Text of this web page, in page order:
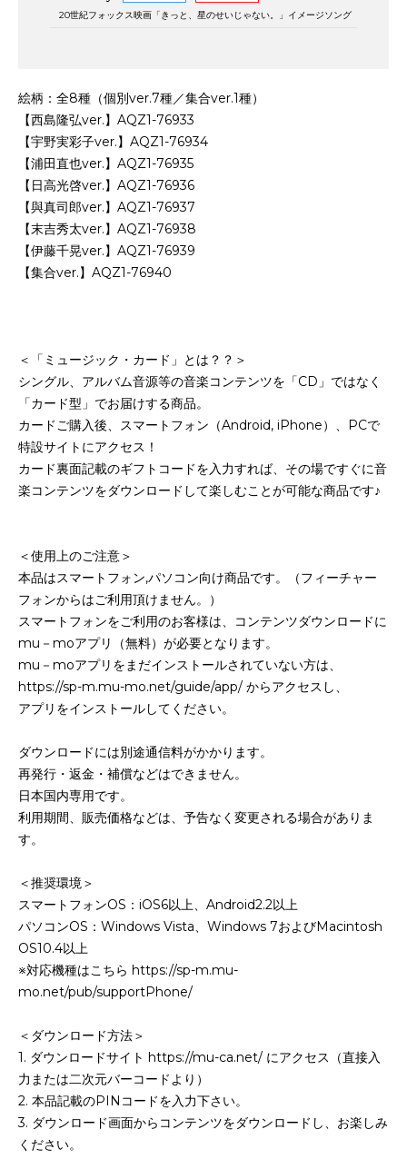
20世紀フォックス映画「きっと、星のせいじゃない。」イメージソング
絵柄：全8種（個別ver.7種／集合ver.1種）
【西島隆弘ver.】AQZ1-76933
【宇野実彩子ver.】AQZ1-76934
【浦田直也ver.】AQZ1-76935
【日高光啓ver.】AQZ1-76936
【與真司郎ver.】AQZ1-76937
【末吉秀太ver.】AQZ1-76938
【伊藤千晃ver.】AQZ1-76939
【集合ver.】AQZ1-76940
＜「ミュージック・カード」とは？？＞
シングル、アルバム音源等の音楽コンテンツを「CD」ではなく
「カード型」でお届けする商品。
カードご購入後、スマートフォン（Android, iPhone）、PCで
特設サイトにアクセス！
カード裏面記載のギフトコードを入力すれば、その場ですぐに音
楽コンテンツをダウンロードして楽しむことが可能な商品です♪
＜使用上のご注意＞
本品はスマートフォン,パソコン向け商品です。（フィーチャー
フォンからはご利用頂けません。）
スマートフォンをご利用のお客様は、コンテンツダウンロードに
mu－moアプリ（無料）が必要となります。
mu－moアプリをまだインストールされていない方は、
https://sp-m.mu-mo.net/guide/app/ からアクセスし、
アプリをインストールしてください。
ダウンロードには別途通信料がかかります。
再発行・返金・補償などはできません。
日本国内専用です。
利用期間、販売価格などは、予告なく変更される場合がありま
す。
＜推奨環境＞
スマートフォンOS：iOS6以上、Android2.2以上
パソコンOS：Windows Vista、Windows 7およびMacintosh
OS10.4以上
※対応機種はこちら https://sp-m.mu-
mo.net/pub/supportPhone/
＜ダウンロード方法＞
1. ダウンロードサイト https://mu-ca.net/ にアクセス（直接入
力または二次元バーコードより）
2. 本品記載のPINコードを入力下さい。
3. ダウンロード画面からコンテンツをダウンロードし、お楽しみ
ください。